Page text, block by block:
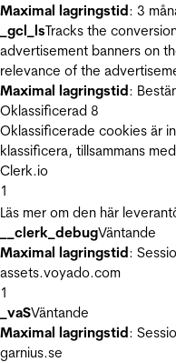
Maximal lagringstid: 3
_gcl_lsTracks the
advertisement banners on
relevance of the
Maximal lagringstid:
Oklassificerad 8
Oklassificerade cookies är
klassificera, tillsammans
Clerk.io
1
Läs mer om den här
__clerk_debugVäntande
Maximal lagringstid:
assets.voyado.com
1
_vaSVäntande
Maximal lagringstid:
garnius.se